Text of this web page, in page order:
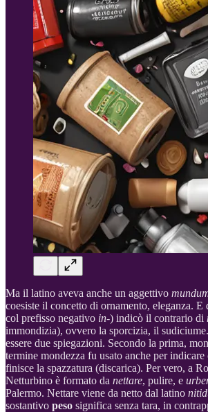
Ma il latino aveva anche un aggettivo
coesiste il concetto di ornamento, eleganza. E
col prefisso negativo in-) indicò il contrario di
immondizia), ovvero la sporcizia, il
essere due spiegazioni. Secondo la prima,
termine mondezza fu usato anche per
finisce la spazzatura (discarica). Per vero, a
Netturbino è formato da nettare, pulire, e
Palermo. Nettare viene da netto dal latino
sostantivo peso significa senza tara, in